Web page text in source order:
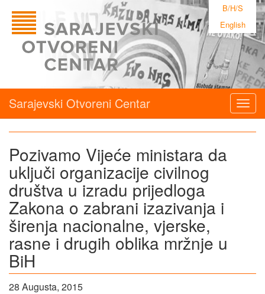
B/H/S
English
Sarajevski Otvoreni Centar
Pozivamo Vijeće ministara da
uključi organizacije civilnog
društva u izradu prijedloga
Zakona o zabrani izazivanja i
širenja nacionalne, vjerske,
rasne i drugih oblika mržnje u
BiH
28 Augusta, 2015